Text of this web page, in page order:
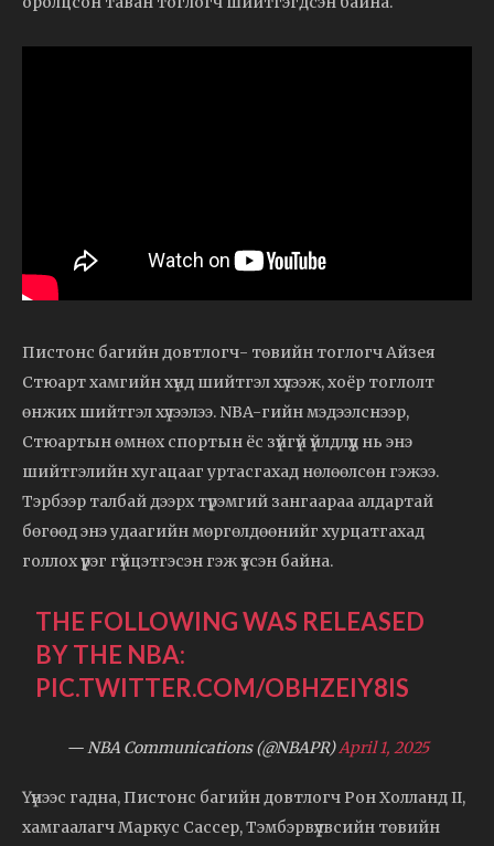
Пистонс багийн довтлогч- төвийн тоглогч Айзея
Стюарт хамгийн хүнд шийтгэл хүлээж, хоёр тоглолт
өнжих шийтгэл хүлээлээ. NBA-гийн мэдээлснээр,
Стюартын өмнөх спортын ёс зүйгүй үйлдлүүд нь энэ
шийтгэлийн хугацааг уртасгахад нөлөөлсөн гэжээ.
Тэрбээр талбай дээрх түрэмгий зангаараа алдартай
бөгөөд энэ удаагийн мөргөлдөөнийг хурцатгахад
голлох үүрэг гүйцэтгэсэн гэж үзсэн байна.
THE FOLLOWING WAS RELEASED
BY THE NBA:
PIC.TWITTER.COM/OBHZEIY8IS
— NBA Communications (@NBAPR)April 1, 2025
Үүнээс гадна, Пистонс багийн довтлогч Рон Холланд II,
хамгаалагч Маркус Сассер, Тэмбэрвүүлвсийн төвийн